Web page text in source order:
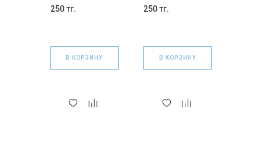
(ЗЕЛЕНЫЕ)
250 тг.
В КОРЗИНУ
(РОЗОВЫЕ)
250 тг.
В КОРЗИНУ